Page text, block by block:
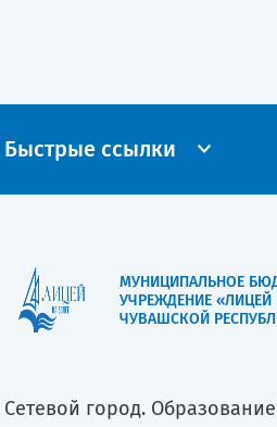
Быстрые ссылки
МУНИЦИПАЛЬНОЕ
УЧРЕЖДЕНИЕ
ЧУВАШСКОЙ
Сетевой город. Образование